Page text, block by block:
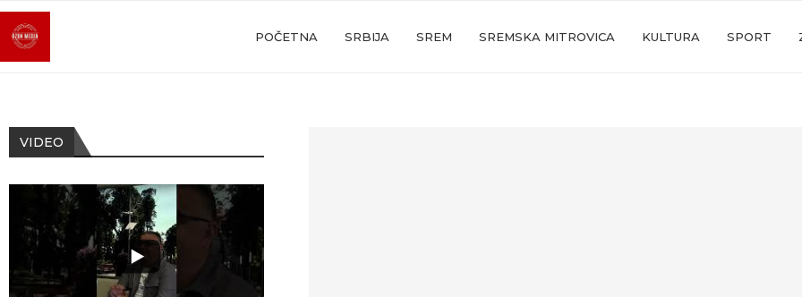
POČETNA SRBIJA SREM SREMSKA MITROVICA KULTURA SPORT
VIDEO